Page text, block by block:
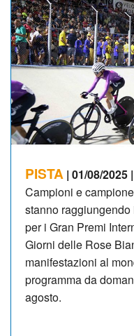
NEWSLETTER
PISTA | 01/08/2025
Campioni e
stanno raggiungendo
per i Gran Premi
Giorni delle Rose
manifestazioni al
programma da
agosto.